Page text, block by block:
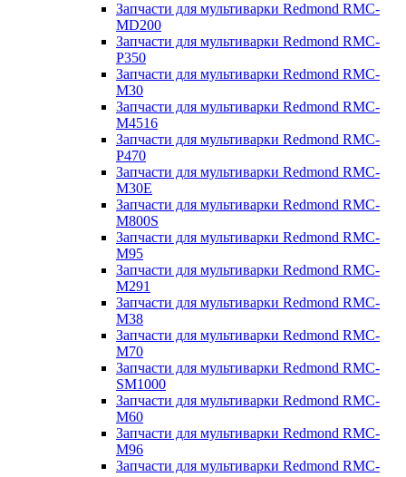
Запчасти для мультиварки Redmond RMC-
MD200
Запчасти для мультиварки Redmond RMC-
P350
Запчасти для мультиварки Redmond RMC-
M30
Запчасти для мультиварки Redmond RMC-
M4516
Запчасти для мультиварки Redmond RMC-
P470
Запчасти для мультиварки Redmond RMC-
M30E
Запчасти для мультиварки Redmond RMC-
M800S
Запчасти для мультиварки Redmond RMC-
M95
Запчасти для мультиварки Redmond RMC-
M291
Запчасти для мультиварки Redmond RMC-
M38
Запчасти для мультиварки Redmond RMC-
M70
Запчасти для мультиварки Redmond RMC-
SM1000
Запчасти для мультиварки Redmond RMC-
M60
Запчасти для мультиварки Redmond RMC-
M96
Запчасти для мультиварки Redmond RMC-